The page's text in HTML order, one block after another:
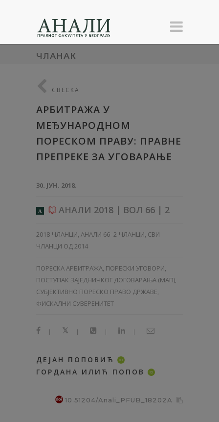
ЧЛАНАК
СВЕСКА
АРБИТРАЖА У
МЕЂУНАРОДНОМ
ПОРЕСКОМ ПРАВУ: ПРАВНЕ
ПРЕПРЕКЕ ЗА УГОВАРАЊЕ
30. ЈУН. 2018.
A АНАЛИ 2018 | ВОЛ 66 | 2
2018-ЧЛАНЦИ, АНАЛИ 66–2-ЧЛАНЦИ, СВИ
ЧЛАНЦИ ОД 2014
ПОРЕСКА АРБИТРАЖА, ПОРЕСКИ УГОВОРИ,
ПОСТУПАК ЗАЈЕДНИЧКОГ ДОГОВАРАЊА (МАП),
СУБЈЕКТИВНО ПОРЕСКО ПРАВО ДРЖАВЕ,
ФИСКАЛНИ СУВЕРЕНИТЕТ
| | | |
ДЕЈАН ПОПОВИЋ ID
ГОРДАНА ИЛИЋ ПОПОВ ID
10.51204/Anali_PFUB_18202A